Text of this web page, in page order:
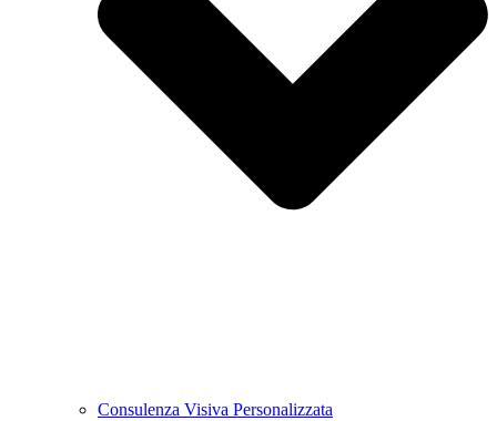
Consulenza Visiva Personalizzata